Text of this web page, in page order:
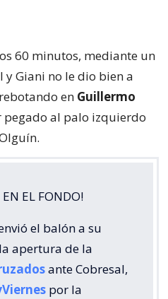
60 minutos, mediante un
y Giani no le dio bien a
en Guillermo
pegado al palo izquierdo
EL FONDO!
el balón a su
apertura de la
ante Cobresal,
por la